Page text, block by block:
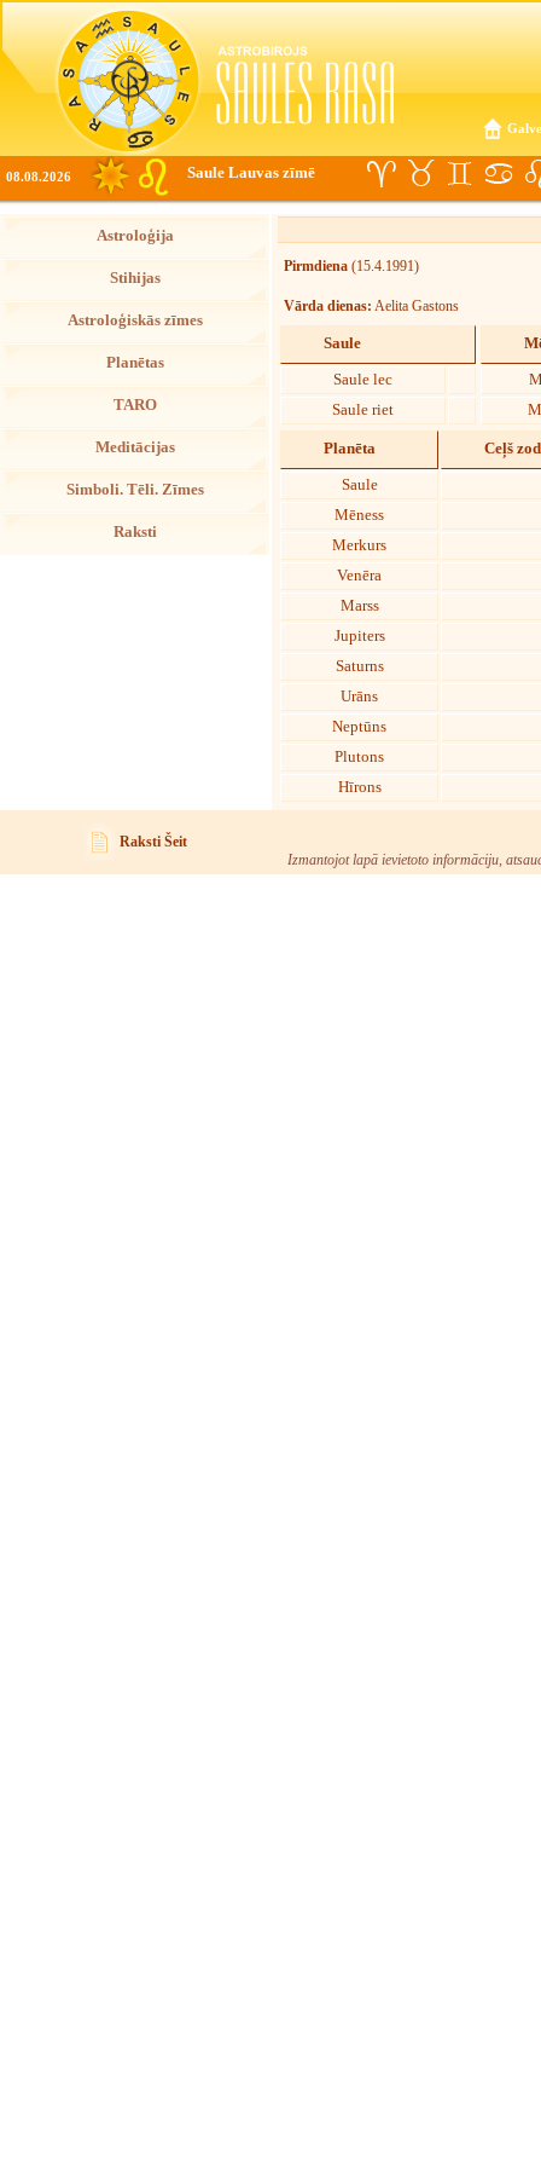
08.08.2026 Saule Lauvas zīmē
Astroloģija
Stihijas
Astroloģiskās zīmes
Planētas
TARO
Meditācijas
Simboli. Tēli. Zīmes
Raksti
Pirmdiena (15.4.1991)
Vārda dienas: Aelita Gastons
Saule
Saule lec
Saule riet
Planēta Ceļš
Saule
Mēness
Merkurs
Venēra
Marss
Jupiters
Saturns
Urāns
Neptūns
Plutons
Hīrons
Raksti Šeit
Izmantojot lapā ievietoto informāciju,